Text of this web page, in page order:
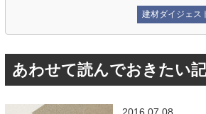
建材ダイジェス
あわせて読んでおきたい